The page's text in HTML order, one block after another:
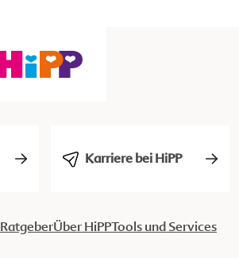
Karriere bei HiPP
RatgeberÜber HiPPTools und Services